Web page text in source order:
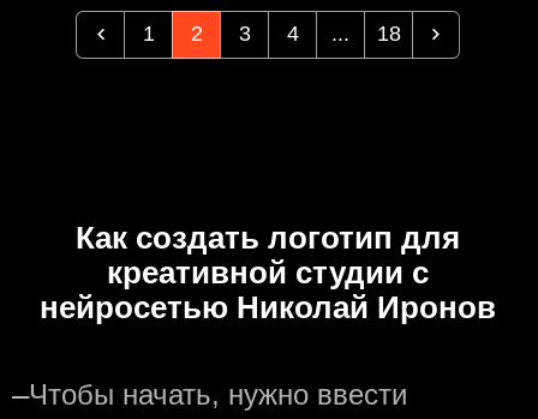
1 2 3 4 ... 18
Как создать логотип для
креативной студии с
нейросетью Николай Иронов
—Чтобы начать, нужно ввести